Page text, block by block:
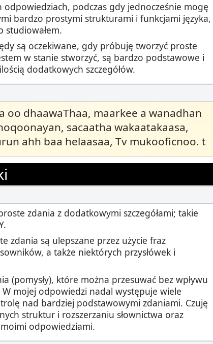
odpowiedziach, podczas gdy jednocześnie mogę
bardzo prostymi strukturami i funkcjami języka,
studiowałem.
są oczekiwane, gdy próbuję tworzyć proste
w stanie stworzyć, są bardzo podstawowe i
dodatkowych szczegółów.
oo dhaawaThaa, maarkee a wanadhan
sacaatha wakaatakaasa,
ahh baa helaasaa, Tv mukooficnoo. t
zdania z dodatkowymi szczegółami; takie
zdania są ulepszane przez użycie fraz
a także niektórych przysłówek i
(pomysły), które można przesuwać bez wpływu
mojej odpowiedzi nadal występuje wiele
nad bardziej podstawowymi zdaniami. Czuję
struktur i rozszerzaniu słownictwa oraz
odpowiedziami.